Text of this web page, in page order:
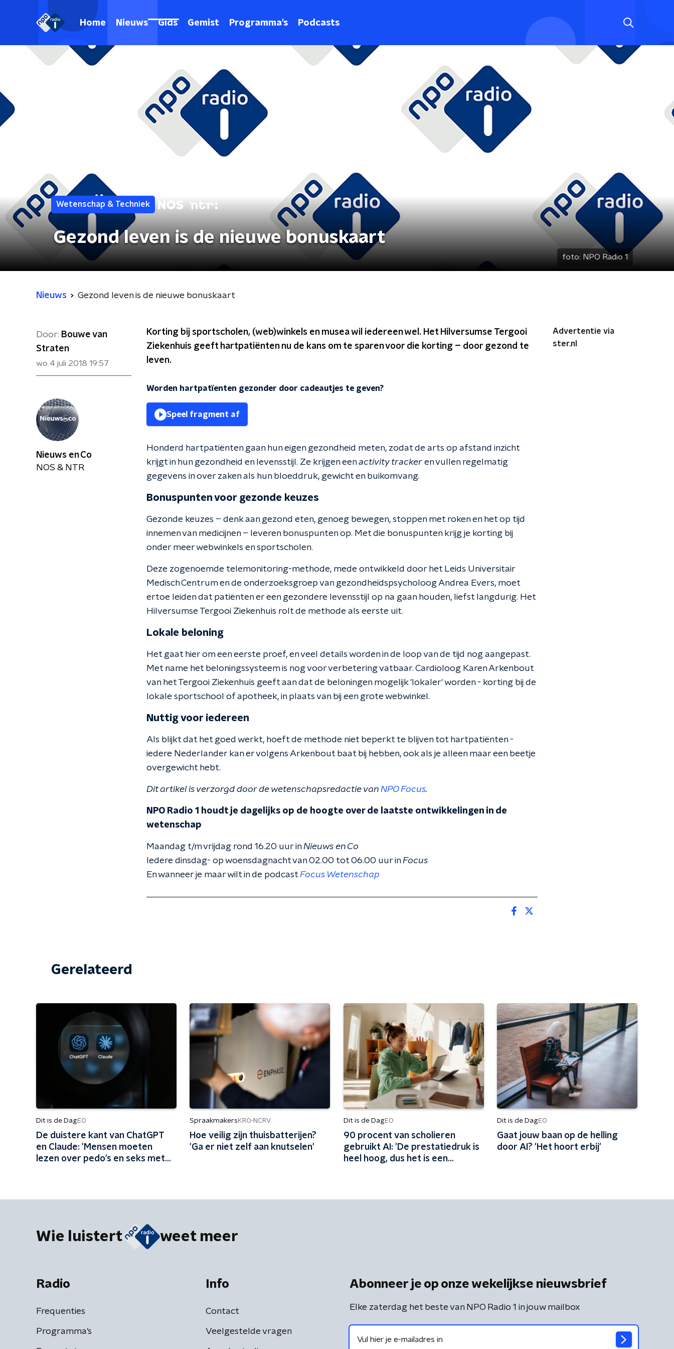
Home Nieuws Gids Gemist Programma's Podcasts
Wetenschap & Techniek
Gezond leven is de nieuwe bonuskaart
foto: NPO Radio 1
Nieuws Gezond leven is de nieuwe bonuskaart
Door: Bouwe van
Straten
wo 4 juli 2018 19:57
Korting bij sportscholen, (web)winkels en musea wil iedereen wel. Het Hilversumse Tergooi
Ziekenhuis geeft hartpatiënten nu de kans om te sparen voor die korting – door gezond te
leven.
Worden hartpatïenten gezonder door cadeautjes te geven?
Speel fragment af
Honderd hartpatiënten gaan hun eigen gezondheid meten, zodat de arts op afstand inzicht
krijgt in hun gezondheid en levensstijl. Ze krijgen eenactivity tracker en vullen regelmatig
gegevens in over zaken als hun bloeddruk, gewicht en buikomvang.
Bonuspunten voor gezonde keuzes
Gezonde keuzes – denk aan gezond eten, genoeg bewegen, stoppen met roken en het op tijd
innemen van medicijnen – leveren bonuspunten op. Met die bonuspunten krijg je korting bij
onder meer webwinkels en sportscholen.
Deze zogenoemde telemonitoring-methode, mede ontwikkeld door het Leids Universitair
Medisch Centrum en de onderzoeksgroep van gezondheidspsycholoog Andrea Evers, moet
ertoe leiden dat patiënten er een gezondere levensstijl op na gaan houden, liefst langdurig. Het
Hilversumse Tergooi Ziekenhuis rolt de methode als eerste uit.
Lokale beloning
Het gaat hier om een eerste proef, en veel details worden in de loop van de tijd nog aangepast.
Met name het beloningssysteem is nog voor verbetering vatbaar. Cardioloog Karen Arkenbout
van het Tergooi Ziekenhuis geeft aan dat de beloningen mogelijk 'lokaler' worden - korting bij de
lokale sportschool of apotheek, in plaats van bij een grote webwinkel.
Nuttig voor iedereen
Als blijkt dat het goed werkt, hoeft de methode niet beperkt te blijven tot hartpatiënten -
iedere Nederlander kan er volgens Arkenbout baat bij hebben, ook als je alleen maar een beetje
overgewicht hebt.
Dit artikel is verzorgd door de wetenschapsredactie van NPO Focus.
NPO Radio 1 houdt je dagelijks op de hoogte over de laatste ontwikkelingen in de
wetenschap
Maandag t/m vrijdag rond 16.20 uur inNieuws en Co
Iedere dinsdag- op woensdagnacht van 02.00 tot 06.00 uur inFocus
En wanneer je maar wilt in de podcast Focus Wetenschap
Advertentie via
ster.nl
Nieuws en Co
NOS & NTR
Gerelateerd
Dit is de DagEO
De duistere kant van ChatGPT
en Claude: 'Mensen moeten
lezen over pedo's en seks met
Spraakmakers KRO-NCRV
Hoe veilig zijn thuisbatterijen?
'Ga er niet zelf aan knutselen'
Dit is de DagEO
90 procent van scholieren
gebruikt AI: 'De prestatiedruk is
heel hoog, dus het is een
Dit is de DagEO
Gaat jouw baan op de helling
door AI? 'Het hoort erbij'
Wie luistert weet meer
Radio
Frequenties
Programma's
Info
Contact
Veelgestelde vragen
Abonneer je op onze wekelijkse nieuwsbrief
Elke zaterdag het beste van NPO Radio 1 in jouw mailbox